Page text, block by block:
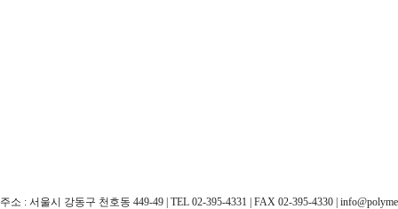
주소 : 서울시 강동구 천호동 449-49 | TEL 02-395-4331 | FAX 02-395-4330 |